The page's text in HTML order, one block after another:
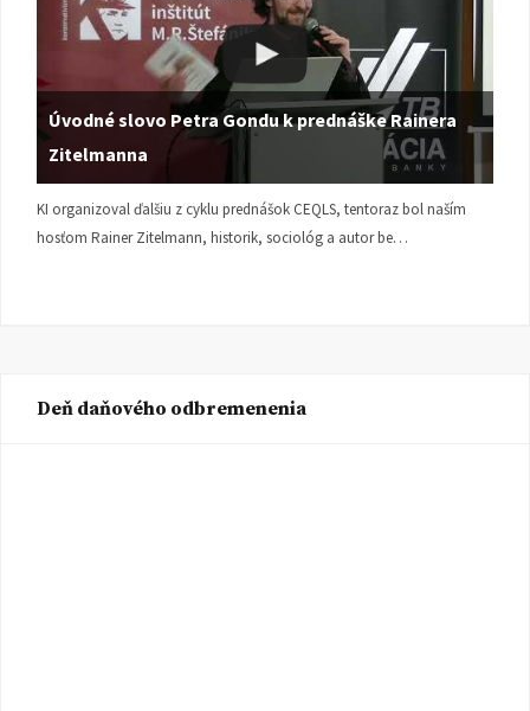
Úvodné slovo Petra Gondu k prednáške Rainera
Zitelmanna
KI organizoval ďalšiu z cyklu prednášok CEQLS, tentoraz bol naším
hosťom Rainer Zitelmann, historik, sociológ a autor be…
Deň daňového odbremenenia